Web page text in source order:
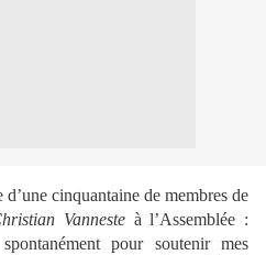
cinquantaine de membres de
Vannesteà l’Assemblée :
pour soutenir mes